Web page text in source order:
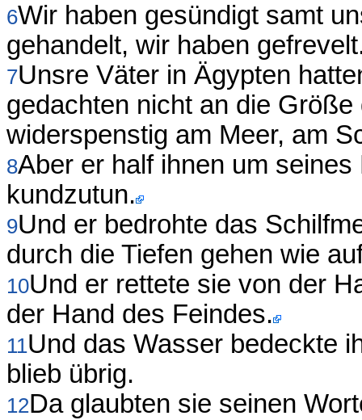
6Wir haben gesündigt samt
gehandelt, wir haben
7Unsre Väter in Ägypten
gedachten nicht an die
widerspenstig am Meer, am
8Aber er half ihnen um
kundzutun.
9Und er bedrohte das
durch die Tiefen gehen wie
10Und er rettete sie von der
der Hand des Feindes.
11Und das Wasser bedeckte
blieb übrig.
12Da glaubten sie seinen